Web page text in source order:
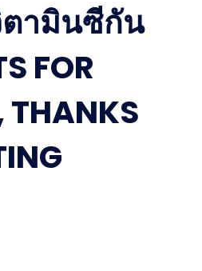
ตามินซีกัน
FOR
THANKS